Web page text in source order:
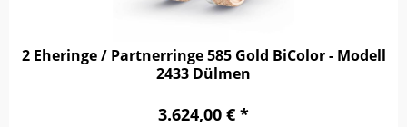
2 Eheringe / Partnerringe 585 Gold BiColor - Modell
2433 Dülmen
3.624,00 € *